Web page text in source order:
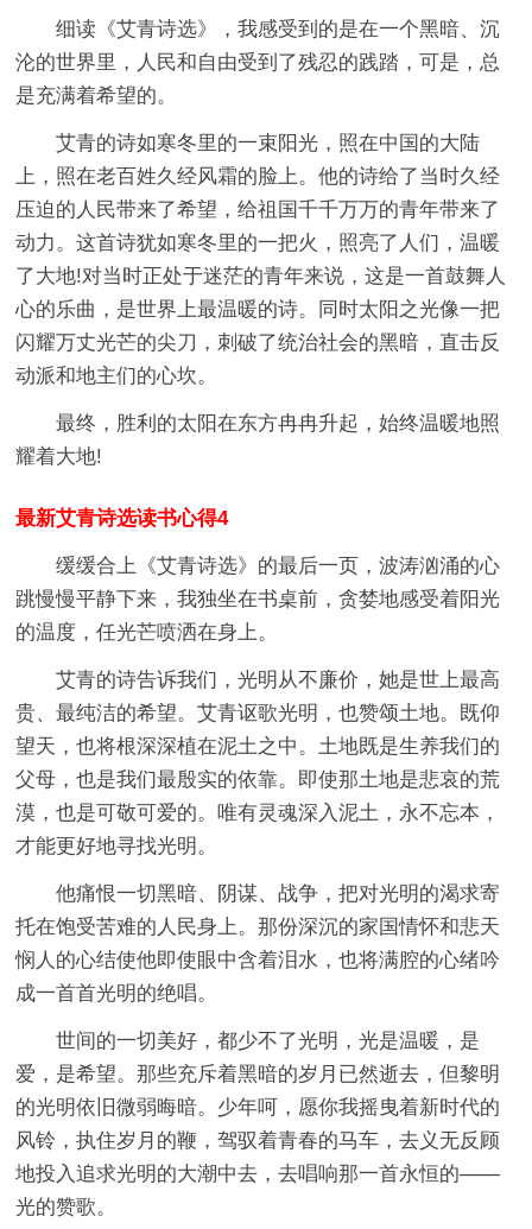
细读《艾青诗选》，我感受到的是在一个黑暗、沉
沦的世界里，人民和自由受到了残忍的践踏，可是，总
是充满着希望的。
艾青的诗如寒冬里的一束阳光，照在中国的大陆
上，照在老百姓久经风霜的脸上。他的诗给了当时久经
压迫的人民带来了希望，给祖国千千万万的青年带来了
动力。这首诗犹如寒冬里的一把火，照亮了人们，温暖
了大地!对当时正处于迷茫的青年来说，这是一首鼓舞人
心的乐曲，是世界上最温暖的诗。同时太阳之光像一把
闪耀万丈光芒的尖刀，刺破了统治社会的黑暗，直击反
动派和地主们的心坎。
最终，胜利的太阳在东方冉冉升起，始终温暖地照
耀着大地!
最新艾青诗选读书心得4
缓缓合上《艾青诗选》的最后一页，波涛汹涌的心
跳慢慢平静下来，我独坐在书桌前，贪婪地感受着阳光
的温度，任光芒喷洒在身上。
艾青的诗告诉我们，光明从不廉价，她是世上最高
贵、最纯洁的希望。艾青讴歌光明，也赞颂土地。既仰
望天，也将根深深植在泥土之中。土地既是生养我们的
父母，也是我们最殷实的依靠。即使那土地是悲哀的荒
漠，也是可敬可爱的。唯有灵魂深入泥土，永不忘本，
才能更好地寻找光明。
他痛恨一切黑暗、阴谋、战争，把对光明的渴求寄
托在饱受苦难的人民身上。那份深沉的家国情怀和悲天
悯人的心结使他即使眼中含着泪水，也将满腔的心绪吟
成一首首光明的绝唱。
世间的一切美好，都少不了光明，光是温暖，是
爱，是希望。那些充斥着黑暗的岁月已然逝去，但黎明
的光明依旧微弱晦暗。少年呵，愿你我摇曳着新时代的
风铃，执住岁月的鞭，驾驭着青春的马车，去义无反顾
地投入追求光明的大潮中去，去唱响那一首永恒的——
光的赞歌。